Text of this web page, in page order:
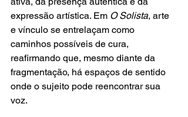
expressão artística. Em O Solista, arte
e vínculo se entrelaçam como
caminhos possíveis de cura,
reafirmando que, mesmo diante da
fragmentação, há espaços de sentido
onde o sujeito pode reencontrar sua
voz.